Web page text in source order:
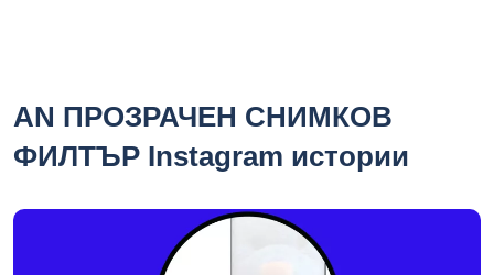
AN ПРОЗРАЧЕН СНИМКОВ
ФИЛТЪР Instagram истории